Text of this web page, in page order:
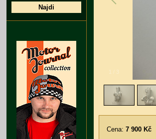
/ 3
Cena: 7 900 Kč
Najdi